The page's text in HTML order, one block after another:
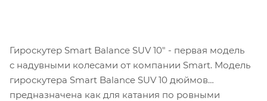
Гироскутер Smart Balance SUV 10" - первая модель
с надувными колесами от компании Smart. Модель
гироскутера Smart Balance SUV 10 дюймов
предназначена как для катания по ровными